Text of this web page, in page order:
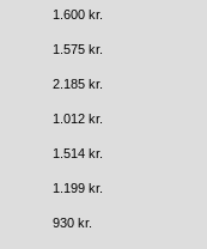
1.600 kr.
1.575 kr.
2.185 kr.
1.012 kr.
1.514 kr.
1.199 kr.
930 kr.